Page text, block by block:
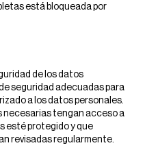
está bloqueada por
de los datos
seguridad adecuadas para
a los datos personales.
necesarias tengan acceso a
esté protegido y que
revisadas regularmente.